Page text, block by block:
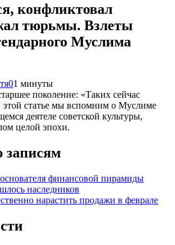
конфликтовал
тюрьмы. Взлеты
Муслима
01 минуты
поколение: «Таких сейчас
статье мы вспомним о Муслиме
деятеле советской культуры,
целой эпохи.
записям
финансовой пирамиды
наследников
нарастить продажи в феврале